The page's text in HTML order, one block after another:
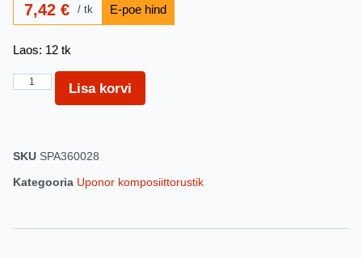
7,42€ tk
Laos: 12 tk
Lisa korvi
SKU SPA360028
Kategooria Uponor komposiittorustik